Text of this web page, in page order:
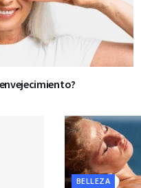
BELLEZA